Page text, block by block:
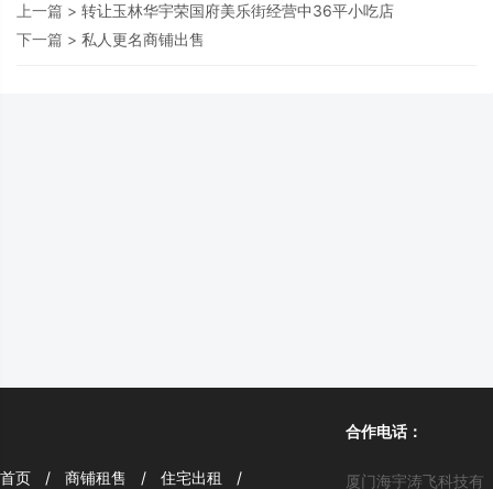
上一篇 > 转让玉林华宇荣国府美乐街经营中36平小吃店
下一篇 > 私人更名商铺出售
首页 / 商铺租售 / 住宅出租 /
合作电话：
厦门海宇涛飞科技有